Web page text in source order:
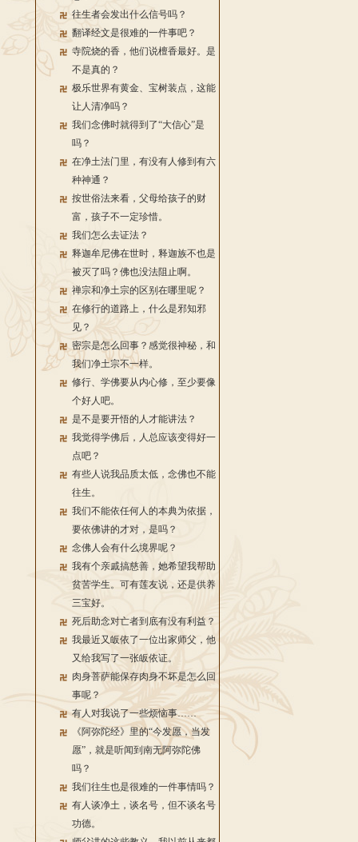
往生者会发出什么信号吗？
翻译经文是很难的一件事吧？
寺院烧的香，他们说檀香最好。是
不是真的？
极乐世界有黄金、宝树装点，这能
让人清净吗？
我们念佛时就得到了“大信心”是
吗？
在净土法门里，有没有人修到有六
种神通？
按世俗法来看，父母给孩子的财
富，孩子不一定珍惜。
我们怎么去证法？
释迦牟尼佛在世时，释迦族不也是
被灭了吗？佛也没法阻止啊。
禅宗和净土宗的区别在哪里呢？
在修行的道路上，什么是邪知邪
见？
密宗是怎么回事？感觉很神秘，和
我们净土宗不一样。
修行、学佛要从内心修，至少要像
个好人吧。
是不是要开悟的人才能讲法？
我觉得学佛后，人总应该变得好一
点吧？
有些人说我品质太低，念佛也不能
往生。
我们不能依任何人的本典为依据，
要依佛讲的才对，是吗？
念佛人会有什么境界呢？
我有个亲戚搞慈善，她希望我帮助
贫苦学生。可有莲友说，还是供养
三宝好。
死后助念对亡者到底有没有利益？
我最近又皈依了一位出家师父，他
又给我写了一张皈依证。
肉身菩萨能保存肉身不坏是怎么回
事呢？
有人对我说了一些烦恼事……
《阿弥陀经》里的“今发愿，当发
愿”，就是听闻到南无阿弥陀佛
吗？
我们往生也是很难的一件事情吗？
有人谈净土，谈名号，但不谈名号
功德。